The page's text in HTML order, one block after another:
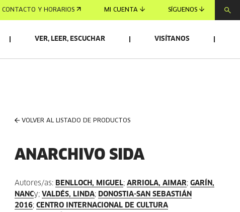
CONTACTO Y HORARIOS MI CUENTA SÍGUENOS
VER, LEER, ESCUCHAR VISÍTANOS
VOLVER AL LISTADO DE PRODUCTOS
ANARCHIVO SIDA
Autores/as: BENLLOCH, MIGUEL;ARRIOLA, AIMAR;GARÍN,
NANCy;VALDÉS, LINDA; DONOSTIA-SAN SEBASTIÁN
2016;CENTRO INTERNACIONAL DE CULTURA